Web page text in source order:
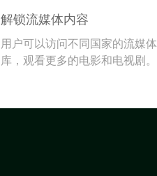
解锁流媒体内容
用户可以访问不同国家的流媒体
库，观看更多的电影和电视剧。